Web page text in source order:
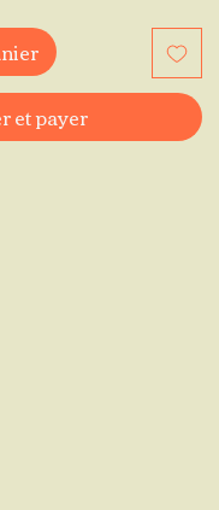
et payer